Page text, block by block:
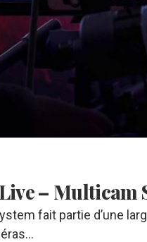
– Multicam
fait partie d’une